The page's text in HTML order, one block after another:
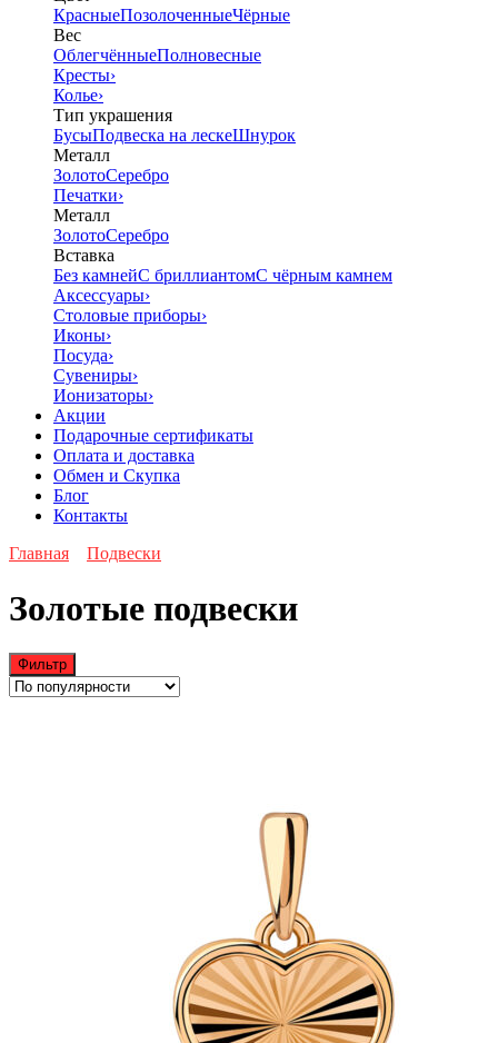
КрасныеПозолоченныеЧёрные
Вес
ОблегчённыеПолновесные
Кресты›
Колье›
Тип украшения
БусыПодвеска на лескеШнурок
Металл
ЗолотоСеребро
Печатки›
Металл
ЗолотоСеребро
Вставка
Без камнейС бриллиантомС чёрным камнем
Аксессуары›
Столовые приборы›
Иконы›
Посуда›
Сувениры›
Ионизаторы›
Акции
Подарочные сертификаты
Оплата и доставка
Обмен и Скупка
Блог
Контакты
Главная
Подвески
Золотые подвески
Фильтр